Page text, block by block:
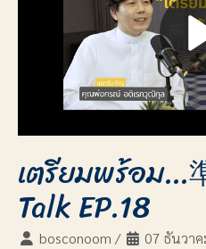
เตรียมพร้อม...
Talk EP.18
bosconoom / 07 ธันวา